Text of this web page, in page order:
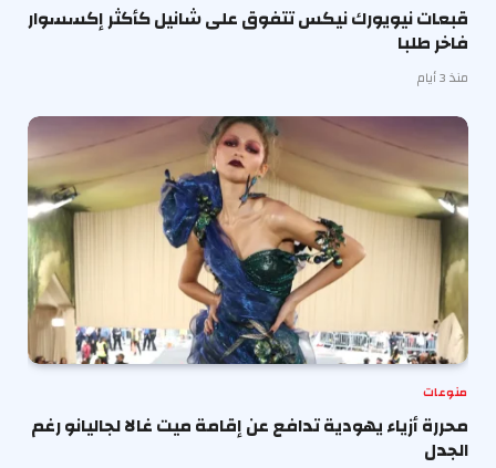
قبعات نيويورك نيكس تتفوق على شانيل كأكثر إكسسوار
فاخر طلبا
منذ 3 أيام
منوعات
محررة أزياء يهودية تدافع عن إقامة ميت غالا لجاليانو رغم
الجدل